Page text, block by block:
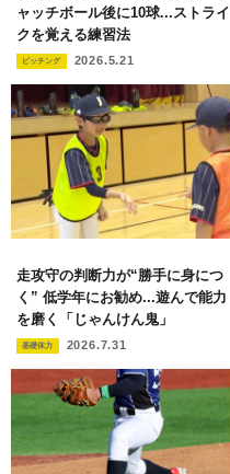
ャッチボール後に10球...ストライ
クを覚える練習法
ピッチング 2026.5.21
走攻守の判断力が“勝手に身につ
く” 低学年にお勧め...遊んで能力
を磨く「じゃんけん鬼」
基礎体力 2026.7.31